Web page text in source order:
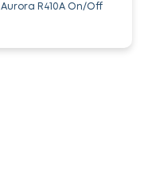
Aurora R410A On/Off